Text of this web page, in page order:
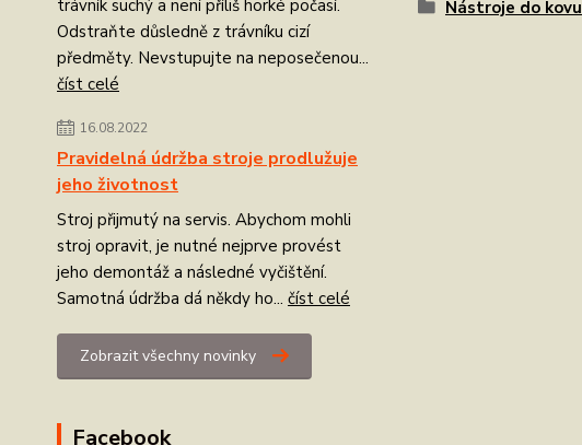
trávník suchý a není příliš horké počasí.
Odstraňte důsledně z trávníku cizí
předměty. Nevstupujte na neposečenou...
číst celé
16.08.2022
Pravidelná údržba stroje prodlužuje
jeho životnost
Stroj přijmutý na servis. Abychom mohli
stroj opravit, je nutné nejprve provést
jeho demontáž a následné vyčištění.
Samotná údržba dá někdy ho... číst celé
Zobrazit všechny novinky
Facebook
Nástroje do kovu